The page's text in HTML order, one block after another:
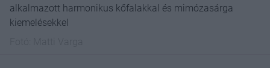
alkalmazott harmonikus kőfalakkal és mimózasárga
kiemelésekkel